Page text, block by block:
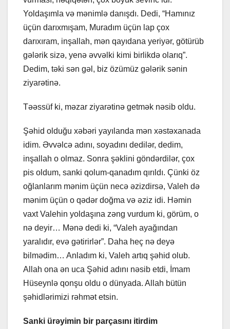
Yoldaşımla və mənimlə danışdı. Dedi, “Hamınız
üçün darıxmışam, Muradım üçün lap çox
darıxıram, inşallah, mən qayıdana yeriyər, götürüb
gələrik sizə, yenə əvvəlki kimi birlikdə olarıq”.
Dedim, təki sən gəl, biz özümüz gələrik sənin
ziyarətinə.
Təəssüf ki, məzar ziyarətinə getmək nəsib oldu.
Şəhid olduğu xəbəri yayılanda mən xəstəxanada
idim. Əvvəlcə adını, soyadını dedilər, dedim,
inşallah o olmaz. Sonra şəklini göndərdilər, çox
pis oldum, sanki qolum-qanadım qırıldı. Çünki öz
oğlanlarım mənim üçün necə əzizdirsə, Valeh də
mənim üçün o qədər doğma və əziz idi. Həmin
vaxt Valehin yoldaşına zəng vurdum ki, görüm, o
nə deyir… Mənə dedi ki, “Valeh ayağından
yaralıdır, evə gətirirlər”. Daha heç nə deyə
bilmədim… Anladım ki, Valeh artıq şəhid olub.
Allah ona ən uca Şəhid adını nəsib etdi, İmam
Hüseynlə qonşu oldu o dünyada. Allah bütün
şəhidlərimizi rəhmət etsin.
Sanki ürəyimin bir parçasını itirdim